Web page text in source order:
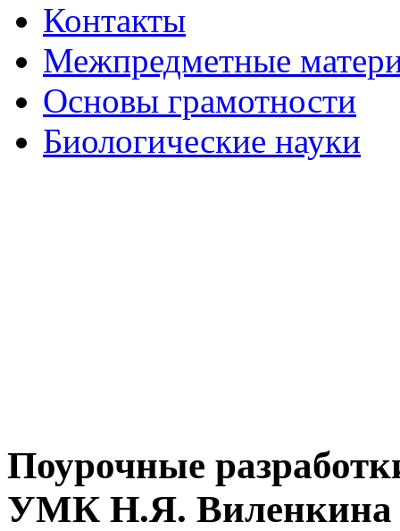
Контакты
Межпредметные
Основы грамотности
Биологические науки
Поурочные
УМК Н.Я. Виленкина